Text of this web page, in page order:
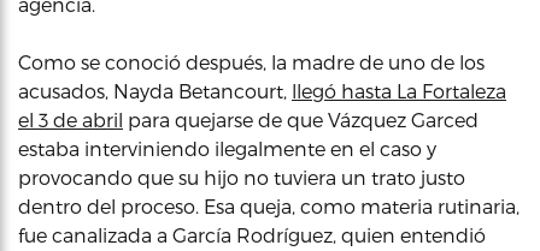
Como se conoció después, la madre de uno de los
acusados, Nayda Betancourt, llegó hasta La Fortaleza
el 3 de abril para quejarse de que Vázquez Garced
estaba interviniendo ilegalmente en el caso y
provocando que su hijo no tuviera un trato justo
dentro del proceso. Esa queja, como materia rutinaria,
fue canalizada a García Rodríguez, quien entendió